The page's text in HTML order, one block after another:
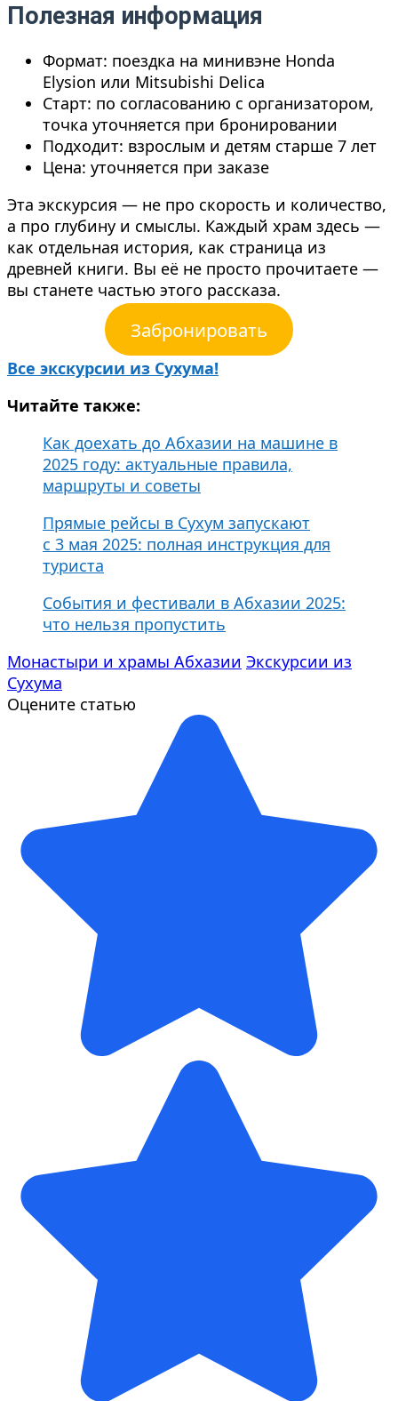
Полезная информация
Формат: поездка на минивэне Honda
Elysion или Mitsubishi Delica
Старт: по согласованию с организатором,
точка уточняется при бронировании
Подходит: взрослым и детям старше 7 лет
Цена: уточняется при заказе
Эта экскурсия — не про скорость и количество,
а про глубину и смыслы. Каждый храм здесь —
как отдельная история, как страница из
древней книги. Вы её не просто прочитаете —
вы станете частью этого рассказа.
Забронировать
Все экскурсии из Сухума!
Читайте также:
Как доехать до Абхазии на машине в
2025 году: актуальные правила,
маршруты и советы
Прямые рейсы в Сухум запускают
с 3 мая 2025: полная инструкция для
туриста
События и фестивали в Абхазии 2025:
что нельзя пропустить
Монастыри и храмы Абхазии Экскурсии из
Сухума
Оцените статью